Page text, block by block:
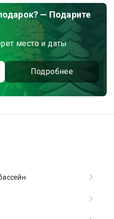
— Подарите
место и даты
Подробнее